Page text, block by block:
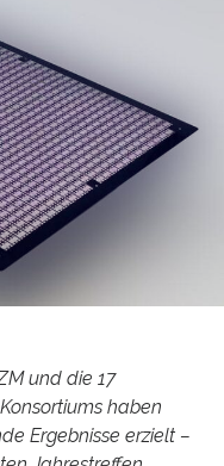
und die 17
haben
Ergebnisse erzielt –